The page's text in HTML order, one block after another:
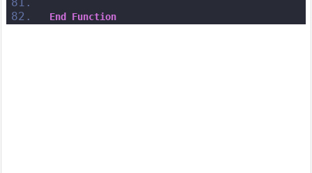
End Function